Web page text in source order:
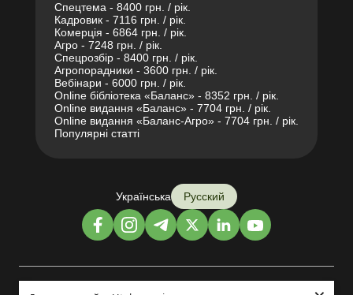
Спецтема - 8400 грн. / рік.
Кадровик - 7116 грн. / рік.
Комерція - 6864 грн. / рік.
Агро - 7248 грн. / рік.
Спецрозбір - 8400 грн. / рік.
Агропорадники - 3600 грн. / рік.
Вебінари - 6000 грн. / рік.
Online бібліотека «Баланс» - 8352 грн. / рік.
Online видання «Баланс» - 7704 грн. / рік.
Online видання «Баланс-Агро» - 7704 грн. / рік.
Популярні статті
Українська Русский